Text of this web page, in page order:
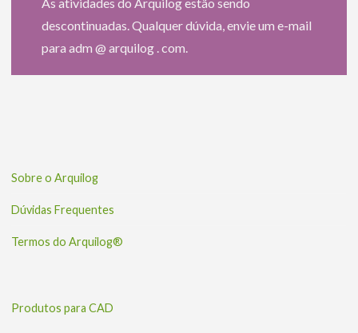
As atividades do Arquilog estão sendo
descontinuadas. Qualquer dúvida, envie um e-mail
para adm @ arquilog . com.
Sobre o Arquilog
Dúvidas Frequentes
Termos do Arquilog®
Produtos para CAD